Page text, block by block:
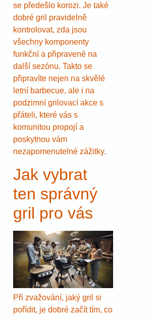
se předešlo korozi. Je také
dobré gril pravidelně
kontrolovat, zda jsou
všechny komponenty
funkční a připravené na
další sezónu. Takto se
připravíte nejen na skvělé
letní barbecue, ale i na
podzimní grilovací akce s
přáteli, které vás s
komunitou propojí a
poskytnou vám
nezapomenutelné zážitky.
Jak vybrat
ten správný
gril pro vás
Při zvažování, jaký gril si
pořídit, je dobré začít tím, co